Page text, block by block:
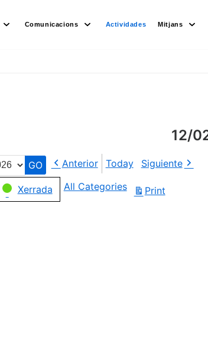
Comunicacions Actividades Mitjans
12/
Anterior Today
Siguiente
Xerrada All Categories Print